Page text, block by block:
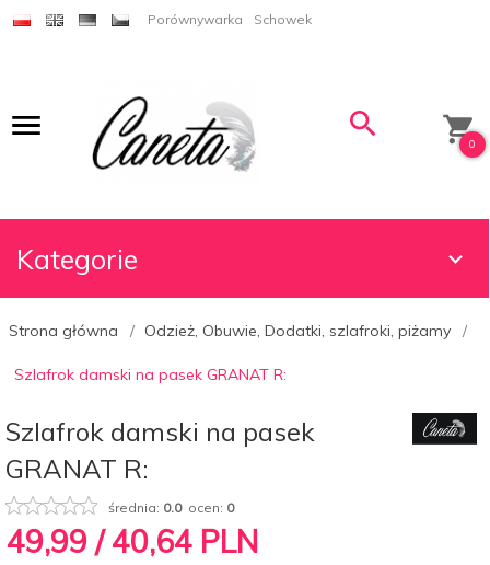
Porównywarka Schowek
0
Kategorie
Strona główna Odzież, Obuwie, Dodatki, szlafroki, piżamy
Szlafrok damski na pasek GRANAT R:
Szlafrok damski na pasek
GRANAT R:
średnia: 0.0ocen: 0
49,99 / 40,64 PLN